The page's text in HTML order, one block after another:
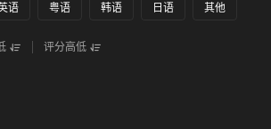
语 粤语 韩语 日语 其他
评分高低